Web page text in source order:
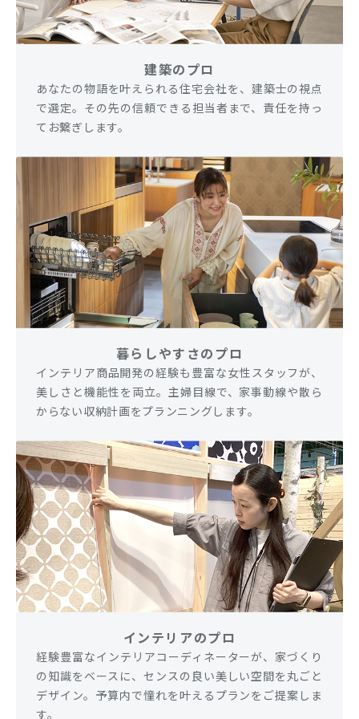
建築のプロ
あなたの物語を叶えられる住宅会社を、建築士の視点
で選定。その先の信頼できる担当者まで、責任を持っ
てお繋ぎします。
暮らしやすさのプロ
インテリア商品開発の経験も豊富な女性スタッフが、
美しさと機能性を両立。主婦目線で、家事動線や散ら
からない収納計画をプランニングします。
インテリアのプロ
経験豊富なインテリアコーディネーターが、家づくり
の知識をベースに、センスの良い美しい空間を丸ごと
デザイン。予算内で憧れを叶えるプランをご提案しま
す。